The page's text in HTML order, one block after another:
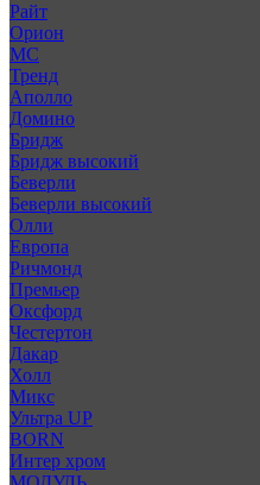
Райт
Орион
МС
Тренд
Аполло
Домино
Бридж
Бридж высокий
Беверли
Беверли высокий
Олли
Европа
Ричмонд
Премьер
Оксфорд
Честертон
Дакар
Холл
Микс
Ультра UP
BORN
Интер хром